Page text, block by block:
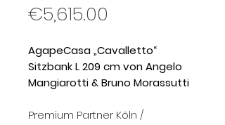
€5,615.00
AgapeCasa „Cavalletto“
Sitzbank L 209 cm von Angelo
Mangiarotti & Bruno Morassutti
Premium Partner Köln /